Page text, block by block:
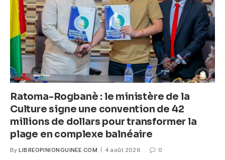
Ratoma-Rogbanè : le ministère de la
Culture signe une convention de 42
millions de dollars pour transformer la
plage en complexe balnéaire
By LIBREOPINIONGUINEE.COM 4 août 2026 0